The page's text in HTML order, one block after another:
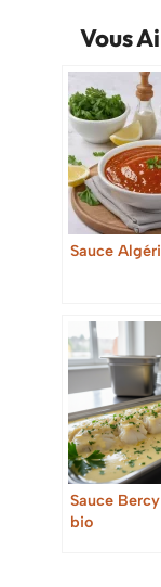
Vous
Sauce
Sauce
bio